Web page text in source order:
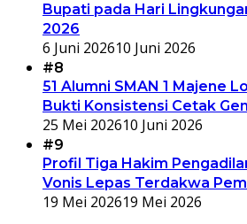
Bupati pada Hari
2026
6 Juni 202610 Juni 2026
#8
51 Alumni SMAN 1 Majene
Bukti Konsistensi Cetak
25 Mei 202610 Juni 2026
#9
Profil Tiga Hakim
Vonis Lepas Terdakwa
19 Mei 202619 Mei 2026